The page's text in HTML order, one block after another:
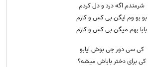
شرمندم اگه درد و دل کردم
بو بو وم ایگن بی کس و کارم
بابا بهم میگن بی کس و کارم
کی سی دور جی بوش ایابو
کی برای دختر باباش میشه؟